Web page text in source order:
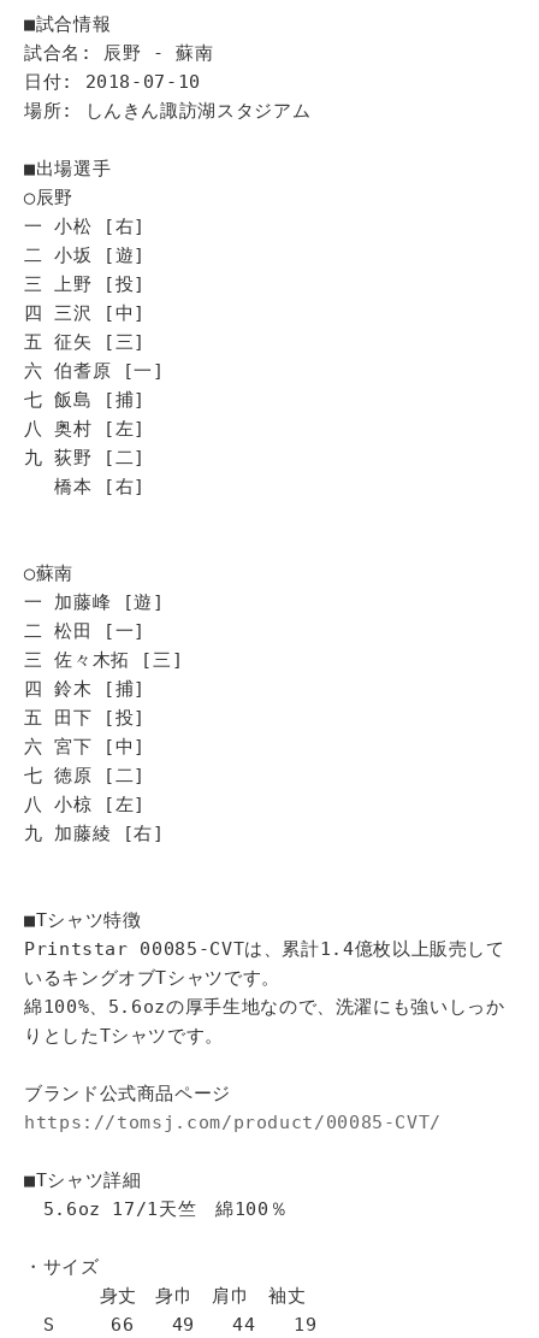
■試合情報
試合名: 辰野 - 蘇南
日付: 2018-07-10
場所: しんきん諏訪湖スタジアム
■出場選手
◯辰野
一 小松 [右]
二 小坂 [遊]
三 上野 [投]
四 三沢 [中]
五 征矢 [三]
六 伯耆原 [一]
七 飯島 [捕]
八 奥村 [左]
九 荻野 [二]
橋本 [右]
◯蘇南
一 加藤峰 [遊]
二 松田 [一]
三 佐々木拓 [三]
四 鈴木 [捕]
五 田下 [投]
六 宮下 [中]
七 徳原 [二]
八 小椋 [左]
九 加藤綾 [右]
■Tシャツ特徴
Printstar 00085-CVTは、累計1.4億枚以上販売して
いるキングオブTシャツです。
綿100%、5.6ozの厚手生地なので、洗濯にも強いしっか
りとしたTシャツです。
ブランド公式商品ページ
https://tomsj.com/product/00085-CVT/
■Tシャツ詳細
5.6oz 17/1天竺 綿100％
・サイズ
身丈 身巾 肩巾 袖丈
S 66 49 44 19